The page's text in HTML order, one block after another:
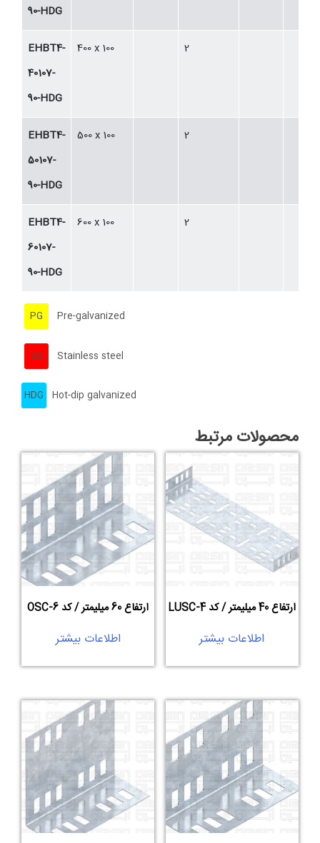
90-HDG
EHBT4-
40107-
90-HDG
400 x 100 2
EHBT4-
50107-
90-HDG
500 x 100 2
EHBT4-
60107-
90-HDG
600 x 100 2
PG Pre-galvanized
SS Stainless steel
Hot-dip galvanized
HDG
محصولات مرتبط
ارتفاع 40 میلیمتر / کد LUSC-4
اطلاعات بیشتر
ارتفاع 60 میلیمتر / کد OSC-6
اطلاعات بیشتر